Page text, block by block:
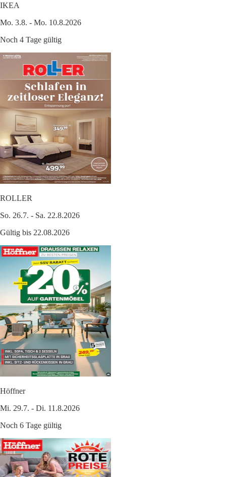
IKEA
Mo. 3.8. - Mo. 10.8.2026
Noch 4 Tage gültig
ROLLER
So. 26.7. - Sa. 22.8.2026
Gültig bis 22.08.2026
Höffner
Mi. 29.7. - Di. 11.8.2026
Noch 6 Tage gültig